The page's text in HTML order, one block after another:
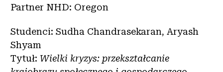
Partner NHD: Oregon
Studenci: Sudha Chandrasekaran, Aryash
Shyam
Tytuł: Wielki kryzys: przekształcanie